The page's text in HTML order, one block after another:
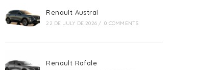
Renault Austral
22 DE JULY DE 2026 / 0 COMMENTS
Renault Rafale